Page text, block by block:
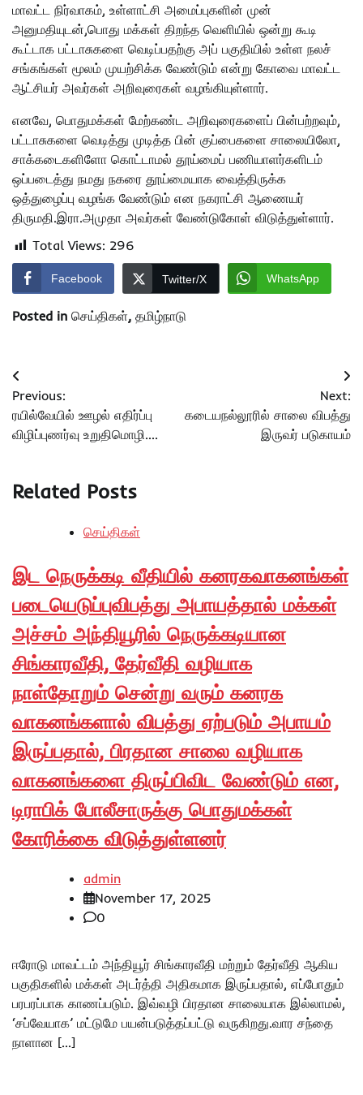
மாவட்ட நிர்வாகம், உள்ளாட்சி அமைப்புகளின் முன்
அனுமதியுடன்,பொது மக்கள் திறந்த வெளியில் ஒன்று கூடி
கூட்டாக பட்டாசுகளை வெடிப்பதற்கு அப் பகுதியில் உள்ள நலச்
சங்கங்கள் மூலம் முயற்சிக்க வேண்டும் என்று கோவை மாவட்ட
ஆட்சியர் அவர்கள் அறிவுரைகள் வழங்கியுள்ளார்.
எனவே, பொதுமக்கள் மேற்கண்ட அறிவுரைகளைப் பின்பற்றவும்,
பட்டாசுகளை வெடித்து முடித்த பின் குப்பைகளை சாலையிலோ,
சாக்கடைகளிளோ கொட்டாமல் தூய்மைப் பணியாளர்களிடம்
ஒப்படைத்து நமது நகரை தூய்மையாக வைத்திருக்க
ஒத்துழைப்பு வழங்க வேண்டும் என நகராட்சி ஆணையர்
திருமதி.இரா.அமுதா அவர்கள் வேண்டுகோள் விடுத்துள்ளார்.
Total Views: 296
Facebook Twitter/X WhatsApp
Posted in செய்திகள், தமிழ்நாடு
Post
navigation
Previous:
ரயில்வேயில் ஊழல் எதிர்ப்பு
விழிப்புணர்வு உறுதிமொழி….
Next:
கடையநல்லூரில் சாலை விபத்து
இருவர் படுகாயம்
Related Posts
செய்திகள்
இட நெருக்கடி வீதியில் கனரகவாகனங்கள்
படையெடுப்புவிபத்து அபாயத்தால் மக்கள்
அச்சம் அந்தியூரில் நெருக்கடியான
சிங்காரவீதி, தேர்வீதி வழியாக
நாள்தோறும் சென்று வரும் கனரக
வாகனங்களால் விபத்து ஏற்படும் அபாயம்
இருப்பதால், பிரதான சாலை வழியாக
வாகனங்களை திருப்பிவிட வேண்டும் என,
டிராபிக் போலீசாருக்கு பொதுமக்கள்
கோரிக்கை விடுத்துள்ளனர்
admin
November 17, 2025
0
ஈரோடு மாவட்டம் அந்தியூர் சிங்காரவீதி மற்றும் தேர்வீதி ஆகிய
பகுதிகளில் மக்கள் அடர்த்தி அதிகமாக இருப்பதால், எப்போதும்
பரபரப்பாக காணப்படும். இவ்வழி பிரதான சாலையாக இல்லாமல்,
‘சப்வேயாக’ மட்டுமே பயன்படுத்தப்பட்டு வருகிறது.வார சந்தை
நாளான […]